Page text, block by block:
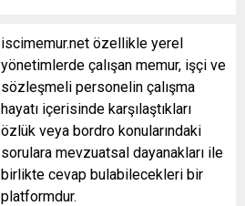
iscimemur.net özellikle yerel
yönetimlerde çalışan memur, işçi ve
sözleşmeli personelin çalışma
hayatı içerisinde karşılaştıkları
özlük veya bordro konularındaki
sorulara mevzuatsal dayanakları ile
birlikte cevap bulabilecekleri bir
platformdur.